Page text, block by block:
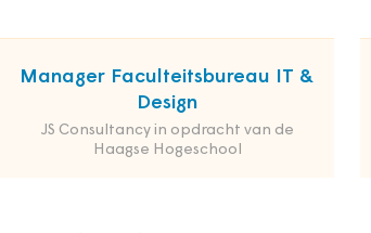
Manager Faculteitsbureau IT &
Design
JS Consultancy in opdracht van de
Haagse Hogeschool